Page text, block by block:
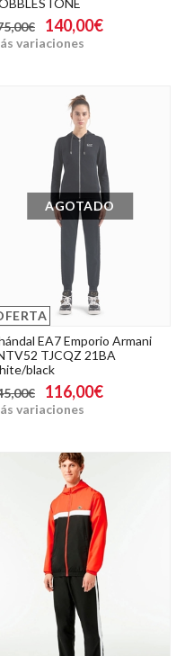
140,00€
variaciones
AGOTADO
EA7 Emporio Armani
TJCQZ 21BA
black
116,00€
variaciones